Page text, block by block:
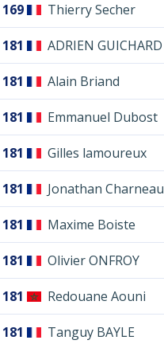
169 Thierry Secher
181 ADRIEN GUICHARD
181 Alain Briand
181 Emmanuel Dubost
181 Gilles lamoureux
181 Jonathan Charneau
181 Maxime Boiste
181 Olivier ONFROY
181 Redouane Aouni
181 Tanguy BAYLE